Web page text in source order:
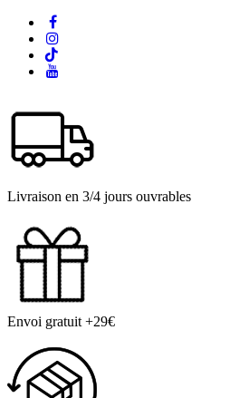
Livraison en 3/4 jours ouvrables
Envoi gratuit +29€